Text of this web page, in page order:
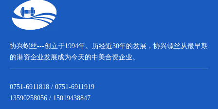
协兴螺丝---创立于1994年。历经近30年的发展，协兴螺丝从最早期
的港资企业发展成为今天的中美合资企业。
0751-6911818 / 0751-6911919
13590258056 / 15019438847